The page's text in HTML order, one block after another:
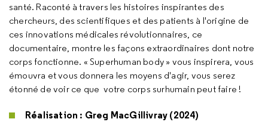
santé. Raconté à travers les histoires inspirantes des
chercheurs, des scientifiques et des patients à l'origine de
ces innovations médicales révolutionnaires, ce
documentaire, montre les façons extraordinaires dont notre
corps fonctionne. « Superhuman body » vous inspirera, vous
émouvra et vous donnera les moyens d'agir, vous serez
étonné de voir ce que votre corps surhumain peut faire !
Réalisation : Greg MacGillivray (2024)